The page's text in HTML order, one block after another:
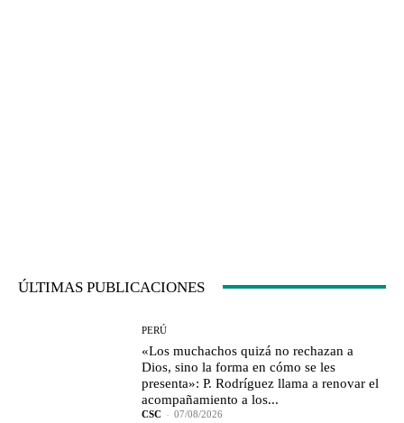
ÚLTIMAS PUBLICACIONES
PERÚ
«Los muchachos quizá no rechazan a
Dios, sino la forma en cómo se les
presenta»: P. Rodríguez llama a renovar el
acompañamiento a los...
CSC - 07/08/2026